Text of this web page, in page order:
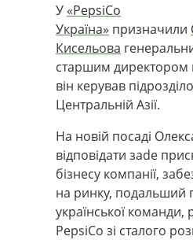
У «PepsiСo
Україна» призначили
Кисельова
старшим директором
він керував
Центральній Азії.
На новій посаді
відповідати заde
бізнесу компанії,
на ринку, подальший
української команди,
PepsiCo зі сталого